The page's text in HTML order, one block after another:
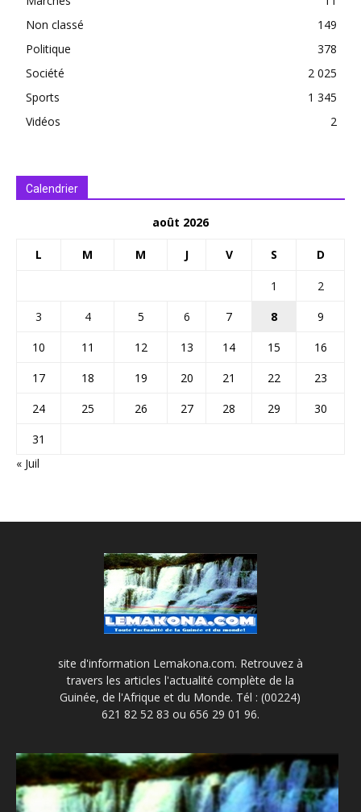
Non classé
149
Politique
378
Société
2 025
Sports
1 345
Vidéos
2
Calendrier
août 2026
L M M J V S D
1
2
3
4 5 6 7 8
9
10
11 12 13 14 15
16
17
18 19 20 21 22
23
24
25 26 27 28 29
30
31
« Juil
site d'information Lemakona.com. Retrouvez à
travers les articles l'actualité complète de la
Guinée, de l'Afrique et du Monde. Tél : (00224)
621 82 52 83 ou 656 29 01 96.